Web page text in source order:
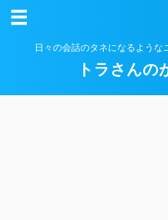
日々の会話のタネになるような
トラさんの